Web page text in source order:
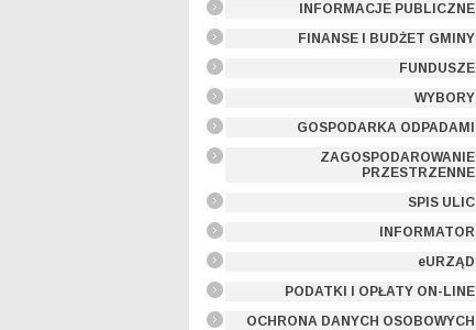
INFORMACJE PUBLICZNE
FINANSE I BUDŻET GMINY
FUNDUSZE
WYBORY
GOSPODARKA ODPADAMI
ZAGOSPODAROWANIE
PRZESTRZENNE
SPIS ULIC
INFORMATOR
eURZĄD
PODATKI I OPŁATY ON-LINE
OCHRONA DANYCH OSOBOWYCH